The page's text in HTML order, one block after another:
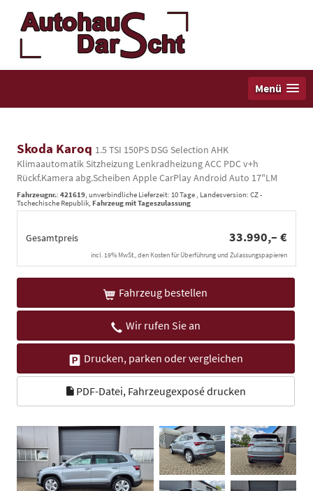
Menü
Skoda Karoq 1.5 TSI 150PS DSG Selection AHK
Klimaautomatik Sitzheizung Lenkradheizung ACC PDC v+h
Rückf.Kamera abg.Scheiben Apple CarPlay Android Auto 17"LM
Fahrzeugnr.: 421619 , unverbindliche Lieferzeit: 10 Tage , Landesversion: CZ -
Tschechische Republik, Fahrzeug mit Tageszulassung
Gesamtpreis 33.990,– €
incl. 19% MwSt., den Kosten für Überführung und Zulassungspapieren
Fahrzeug bestellen
Wir rufen Sie an
Drucken, parken oder vergleichen
PDF-Datei, Fahrzeugexposé drucken